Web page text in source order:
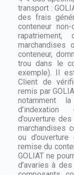
transport :
des frais
conteneur
marchandises
conteneur,
trou dans le
exemple). Il
Client de
remis par
notamment
d’ouverture
marchandises
ou
remise du
GOLIAT ne
d’avaries à